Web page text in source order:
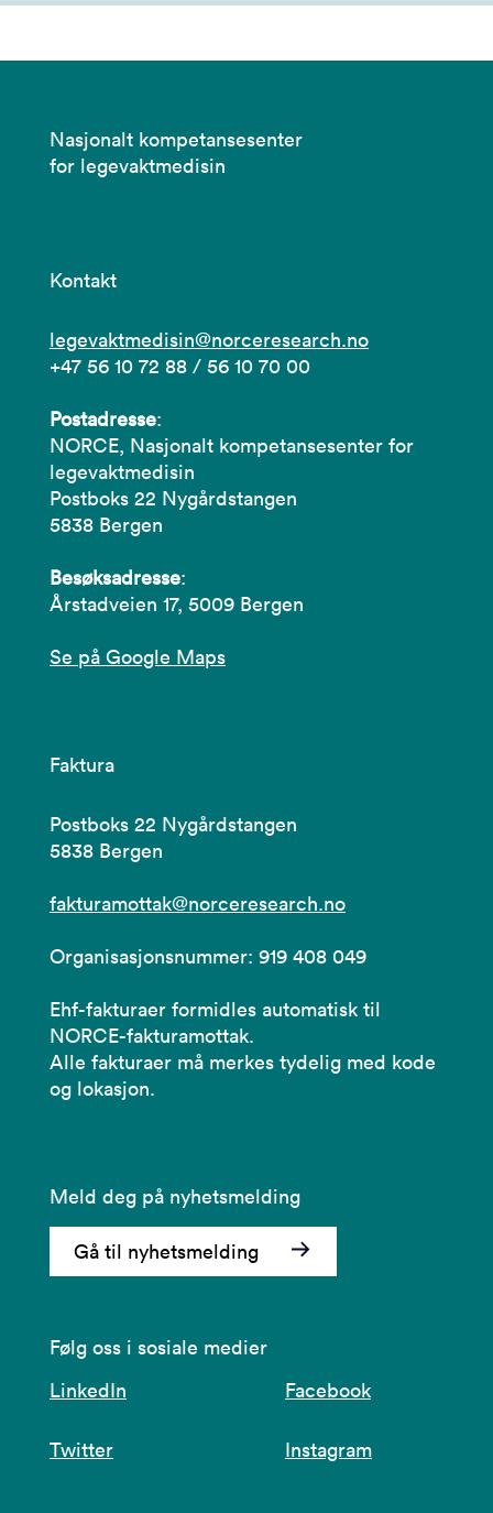
Nasjonalt kompetansesenter
for legevaktmedisin
Kontakt
legevaktmedisin@norceresearch.no
+47 56 10 72 88 / 56 10 70 00
Postadresse:
NORCE, Nasjonalt kompetansesenter for
legevaktmedisin
Postboks 22 Nygårdstangen
5838 Bergen
Besøksadresse:
Årstadveien 17, 5009 Bergen
Se på Google Maps
Faktura
Postboks 22 Nygårdstangen
5838 Bergen
fakturamottak@norceresearch.no
Organisasjonsnummer: 919 408 049
Ehf-fakturaer formidles automatisk til
NORCE-fakturamottak.
Alle fakturaer må merkes tydelig med kode
og lokasjon.
Meld deg på nyhetsmelding
Gå til nyhetsmelding
Følg oss i sosiale medier
LinkedIn
Facebook
Twitter Instagram